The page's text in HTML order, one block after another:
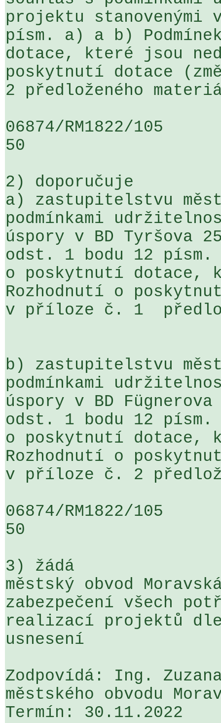
projektu
písm. a) a b)
dotace, které jsou
poskytnutí dotace
2 předloženého
06874/RM1822/
50
2) doporučuje
a) zastupitelstvu
podmínkami
úspory v BD Tyršova
odst. 1 bodu 12 písm.
o poskytnutí dotace,
Rozhodnutí o
v příloze č. 1
b) zastupitelstvu
podmínkami
úspory v BD
odst. 1 bodu 12 písm.
o poskytnutí dotace,
Rozhodnutí o
v příloze č. 2
06874/RM1822/
50
3) žádá
městský obvod
zabezpečení všech
realizací projektů
usnesení
Zodpovídá: Ing.
městského obvodu
Termín: 30.11.2022